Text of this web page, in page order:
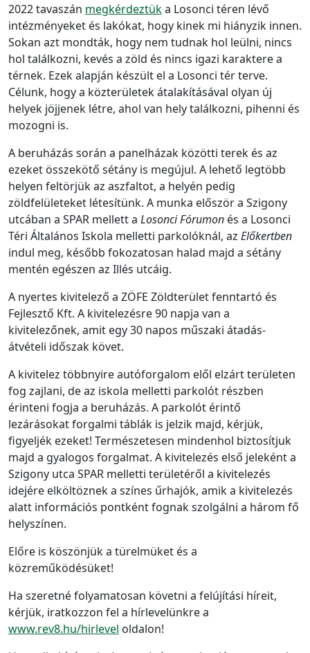
2022 tavaszán megkérdeztüka Losonci téren lévő
intézményeket és lakókat, hogy kinek mi hiányzik innen.
Sokan azt mondták, hogy nem tudnak hol leülni, nincs
hol találkozni, kevés a zöld és nincs igazi karaktere a
térnek. Ezek alapján készült el a Losonci tér terve.
Célunk, hogy a közterületek átalakításával olyan új
helyek jöjjenek létre, ahol van hely találkozni, pihenni és
mozogni is.
A beruházás során a panelházak közötti terek és az
ezeket összekötő sétány is megújul. A lehető legtöbb
helyen feltörjük az aszfaltot, a helyén pedig
zöldfelületeket létesítünk. A munka először a Szigony
utcában a SPAR mellett a Losonci Fórumon és a Losonci
Téri Általános Iskola melletti parkolóknál, az Előkertben
indul meg, később fokozatosan halad majd a sétány
mentén egészen az Illés utcáig.
A nyertes kivitelező a ZÖFE Zöldterület fenntartó és
Fejlesztő Kft. A kivitelezésre 90 napja van a
kivitelezőnek, amit egy 30 napos műszaki átadás-
átvételi időszak követ.
A kivitelez többnyire autóforgalom elől elzárt területen
fog zajlani, de az iskola melletti parkolót részben
érinteni fogja a beruházás. A parkolót érintő
lezárásokat forgalmi táblák is jelzik majd, kérjük,
figyeljék ezeket! Természetesen mindenhol biztosítjuk
majd a gyalogos forgalmat. A kivitelezés első jeleként a
Szigony utca SPAR melletti területéről a kivitelezés
idejére elköltöznek a színes űrhajók, amik a kivitelezés
alatt információs pontként fognak szolgálni a három fő
helyszínen.
Előre is köszönjük a türelmüket és a
közreműködésüket!
Ha szeretné folyamatosan követni a felújítási híreit,
kérjük, iratkozzon fel a hírlevelünkre a
www.rev8.hu/hirlevel oldalon!